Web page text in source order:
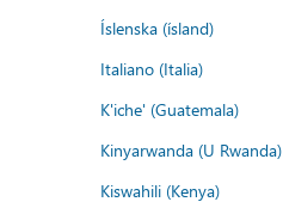
Íslenska (ísland)
Italiano (Italia)
K'iche' (Guatemala)
Kinyarwanda (U Rwanda)
Kiswahili (Kenya)